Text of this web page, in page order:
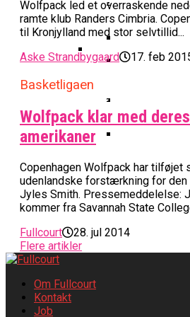
Bakken
Cup Med
Imponerede
Champions
Misser
Gruppespil
Basketball
Danske
Danske
Portland
Kamp
Vanvittigt
USA
Basketball-
Grupperne
Kalender
Medie:
Basketligaen
Medlemstal I
Fremgang For
Wolfpack led et overraskende
ramte klub Randers Cimbria.
til Kronjylland med stor selvtillid...
Aske Strandbygaard
17. feb
Basketligaen
Wolfpack klar med
amerikaner
Copenhagen Wolfpack har tilføjet
udenlandske forstærkning for
Jyles Smith. Pressemeddelelse:
kommer fra Savannah State
Fullcourt
28. jul 2014
Flere artikler
Om Fullcourt
Kontakt
Job